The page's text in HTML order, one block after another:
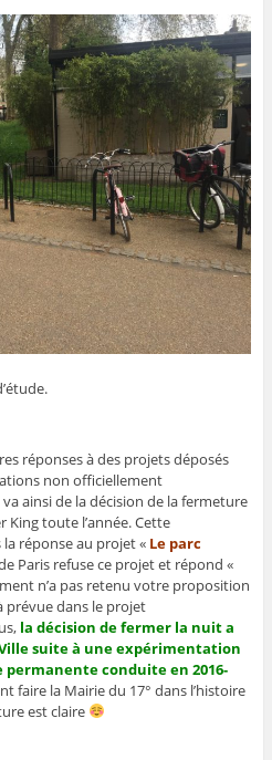
réponses à des projets déposés
non officiellement
ainsi de la décision de la fermeture
toute l’année. Cette
réponse au projet « Le parc
Paris refuse ce projet et répond «
n’a pas retenu votre proposition
prévue dans le projet
la décision de fermer la nuit a
suite à une expérimentation
conduite en 2016-
faire la Mairie du 17° dans l’histoire
est claire